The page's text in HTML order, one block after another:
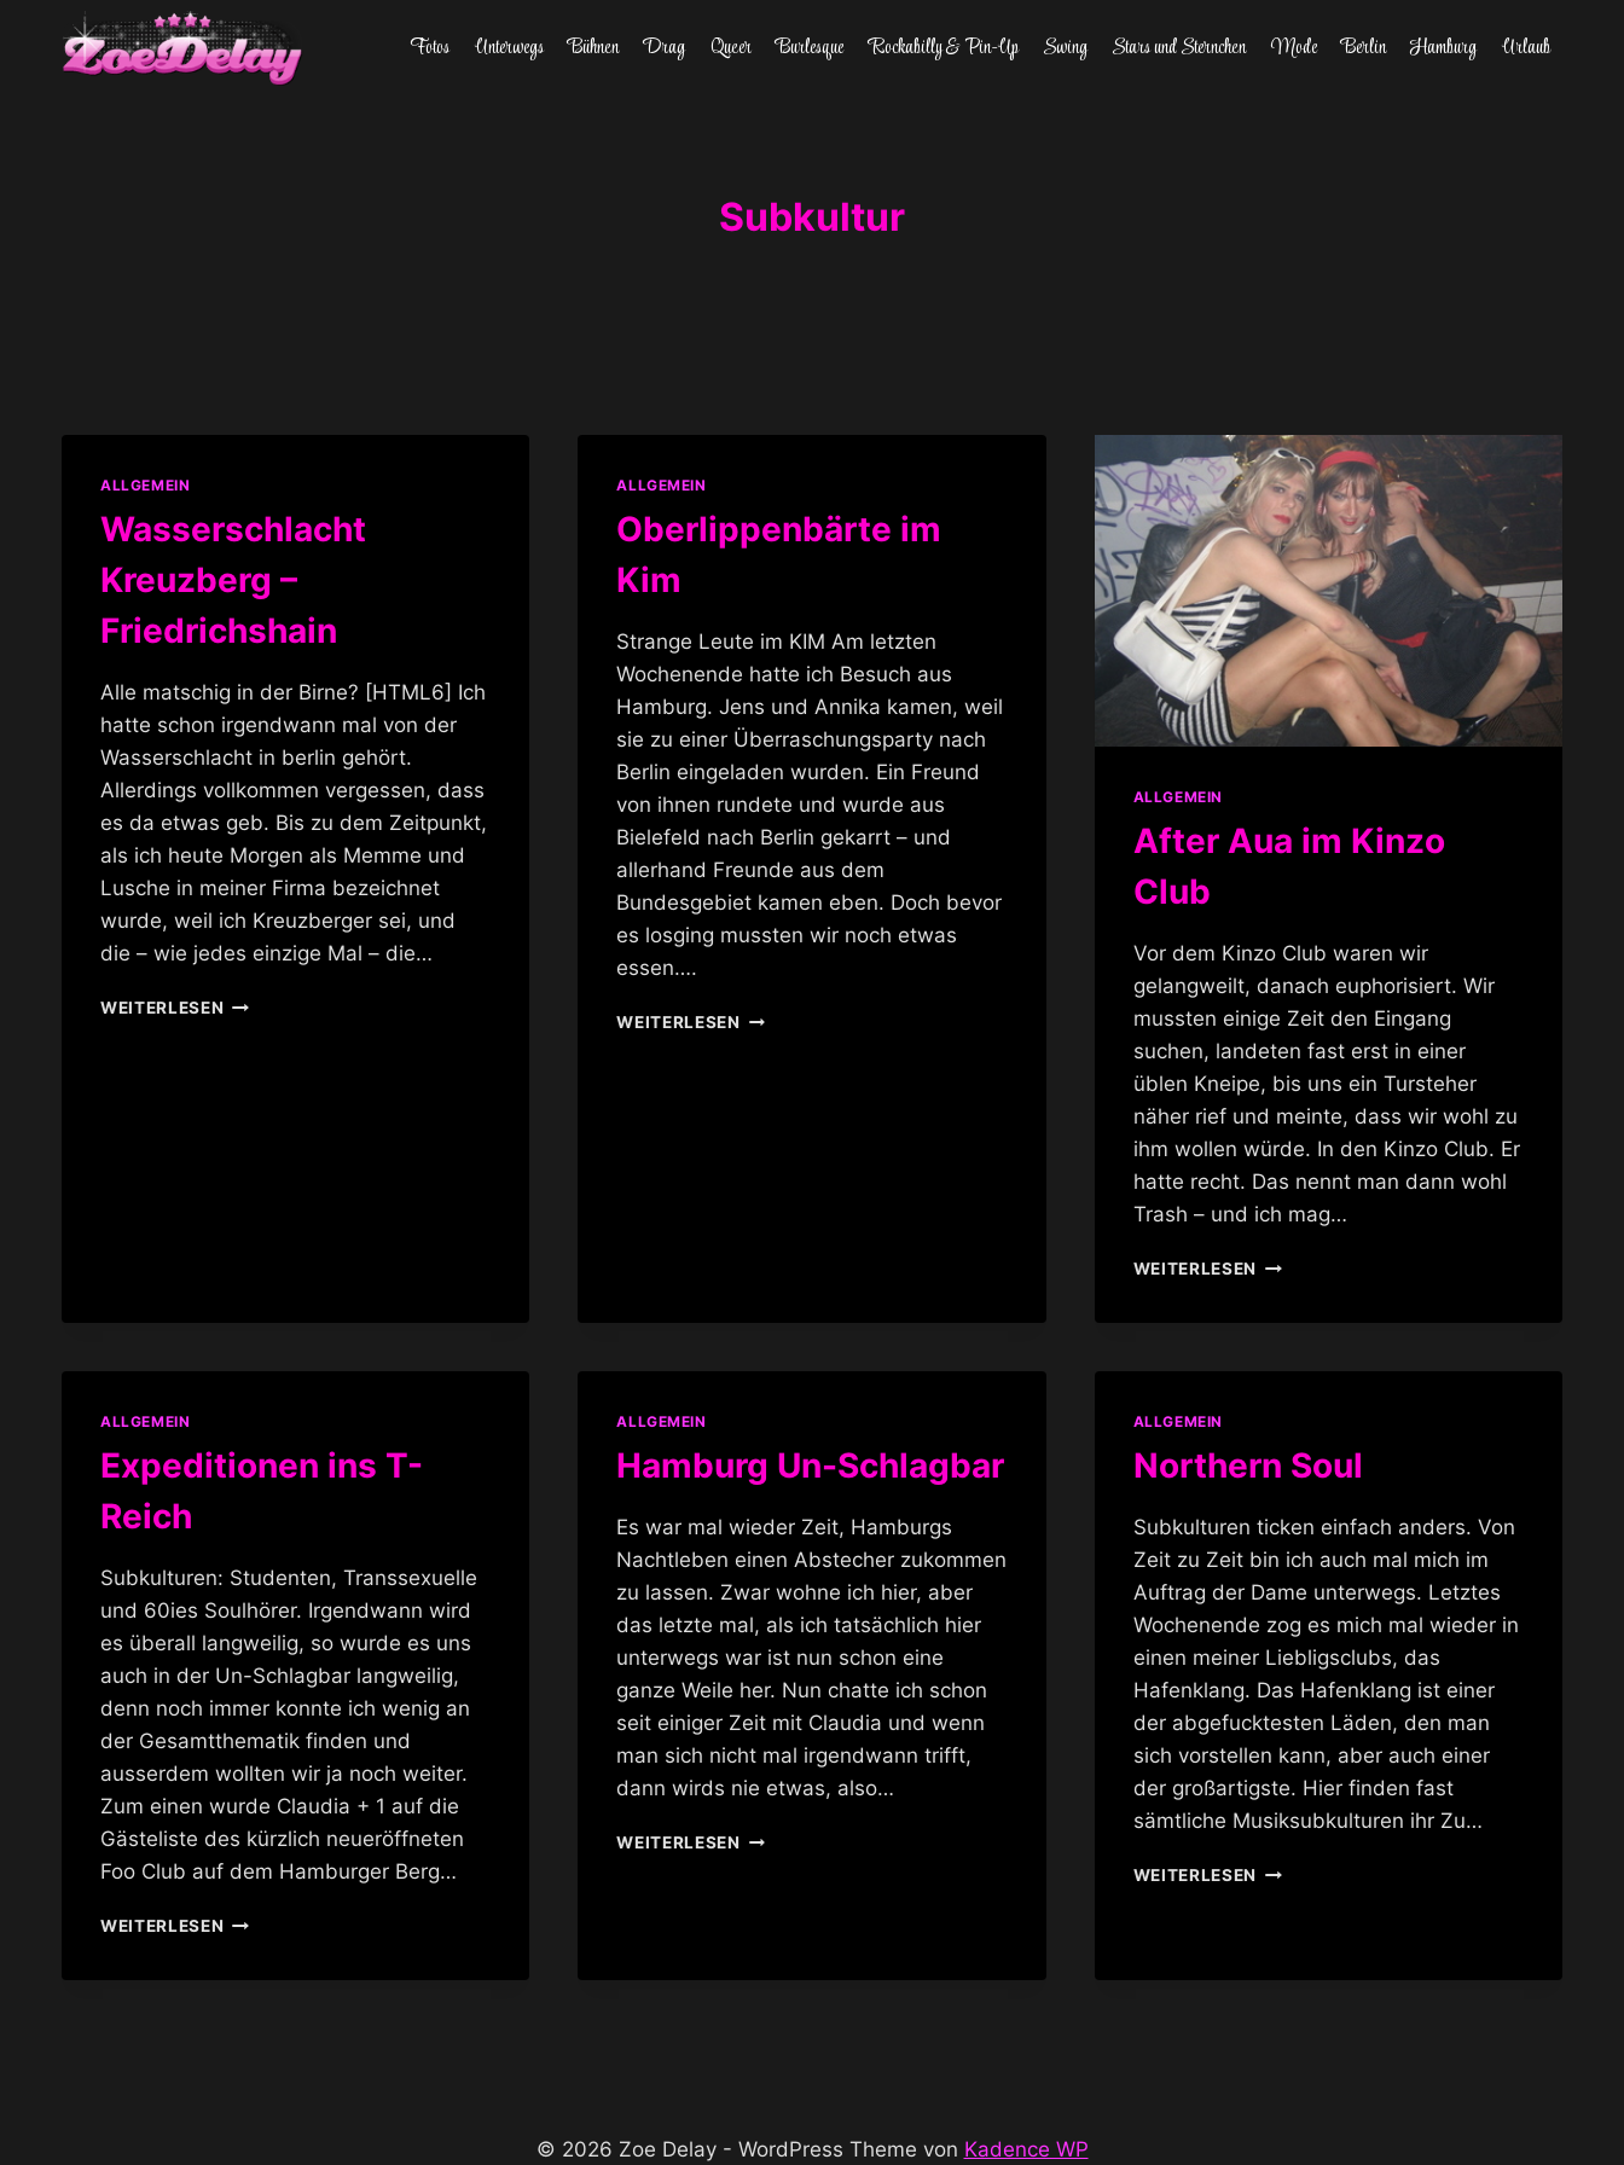
springen
Fotos Unterwegs Bühnen Drag Queer Burlesque Rockabilly & Pin-Up Swing Stars und Sternchen Mode Berlin Hamburg Urlaub
Subkultur
ALLGEMEIN
Wasserschlacht
Kreuzberg –
Friedrichshain
Alle matschig in der Birne? [HTML6] Ich
hatte schon irgendwann mal von der
Wasserschlacht in berlin gehört.
Allerdings vollkommen vergessen, dass
es da etwas geb. Bis zu dem Zeitpunkt,
als ich heute Morgen als Memme und
Lusche in meiner Firma bezeichnet
wurde, weil ich Kreuzberger sei, und
die – wie jedes einzige Mal – die…
WEITERLESENWASSERSCHLACHT
ALLGEMEIN
Oberlippenbärte im
Kim
Strange Leute im KIM Am letzten
Wochenende hatte ich Besuch aus
Hamburg. Jens und Annika kamen, weil
sie zu einer Überraschungsparty nach
Berlin eingeladen wurden. Ein Freund
von ihnen rundete und wurde aus
Bielefeld nach Berlin gekarrt – und
allerhand Freunde aus dem
Bundesgebiet kamen eben. Doch bevor
es losging mussten wir noch etwas
essen….
WEITERLESENOBERLIPPENBÄRTE
ALLGEMEIN
After Aua im Kinzo
Club
Vor dem Kinzo Club waren wir
gelangweilt, danach euphorisiert. Wir
mussten einige Zeit den Eingang
suchen, landeten fast erst in einer
üblen Kneipe, bis uns ein Tursteher
näher rief und meinte, dass wir wohl zu
ihm wollen würde. In den Kinzo Club. Er
hatte recht. Das nennt man dann wohl
Trash – und ich mag…
WEITERLESEN AFTER
ALLGEMEIN
Expeditionen ins T-
Reich
Subkulturen: Studenten, Transsexuelle
und 60ies Soulhörer. Irgendwann wird
es überall langweilig, so wurde es uns
auch in der Un-Schlagbar langweilig,
denn noch immer konnte ich wenig an
der Gesamtthematik finden und
ausserdem wollten wir ja noch weiter.
Zum einen wurde Claudia + 1 auf die
Gästeliste des kürzlich neueröffneten
Foo Club auf dem Hamburger Berg…
WEITERLESENEXPEDITIONEN
ALLGEMEIN
Hamburg Un-Schlagbar
Es war mal wieder Zeit, Hamburgs
Nachtleben einen Abstecher zukommen
zu lassen. Zwar wohne ich hier, aber
das letzte mal, als ich tatsächlich hier
unterwegs war ist nun schon eine
ganze Weile her. Nun chatte ich schon
seit einiger Zeit mit Claudia und wenn
man sich nicht mal irgendwann trifft,
dann wirds nie etwas, also…
WEITERLESENHAMBURG
ALLGEMEIN
Northern Soul
Subkulturen ticken einfach anders. Von
Zeit zu Zeit bin ich auch mal mich im
Auftrag der Dame unterwegs. Letztes
Wochenende zog es mich mal wieder in
einen meiner Liebligsclubs, das
Hafenklang. Das Hafenklang ist einer
der abgefucktesten Läden, den man
sich vorstellen kann, aber auch einer
der großartigste. Hier finden fast
sämtliche Musiksubkulturen ihr Zu…
WEITERLESEN NORTHERN
© 2026 Zoe Delay - WordPress Theme von Kadence WP